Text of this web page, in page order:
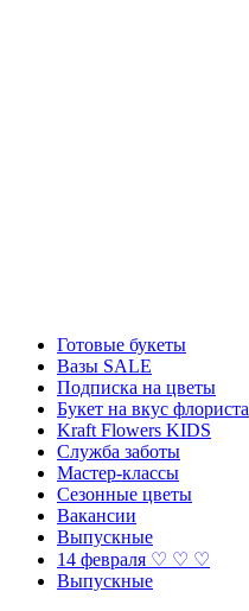
Готовые букеты
Вазы SALE
Подписка на цветы
Букет на вкус флориста
Kraft Flowers KIDS
Служба заботы
Мастер-классы
Сезонные цветы
Вакансии
Выпускные
14 февраля ♡ ♡ ♡
Выпускные